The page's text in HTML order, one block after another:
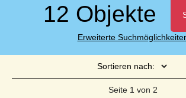
12 Objekte
Erweiterte
Sortieren nach:
Seite 1 von 2